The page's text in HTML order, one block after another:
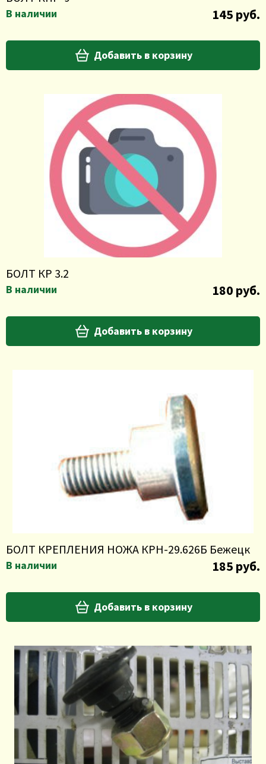
В наличии 145 руб.
Добавить в корзину
БОЛТ КР 3.2
В наличии 180 руб.
Добавить в корзину
БОЛТ КРЕПЛЕНИЯ НОЖА КРН-29.626Б Бежецк
В наличии 185 руб.
Добавить в корзину